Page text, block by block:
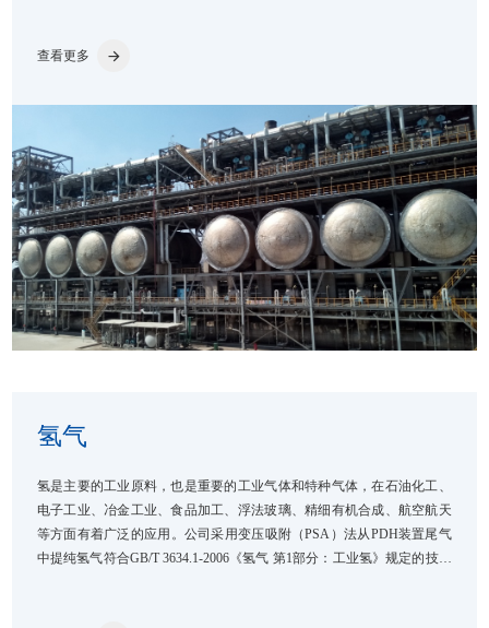
查看更多
氢气
氢是主要的工业原料，也是重要的工业气体和特种气体，在石油化工、
电子工业、冶金工业、食品加工、浮法玻璃、精细有机合成、航空航天
等方面有着广泛的应用。公司采用变压吸附（PSA）法从PDH装置尾气
中提纯氢气符合GB/T 3634.1-2006《氢气 第1部分：工业氢》规定的技术